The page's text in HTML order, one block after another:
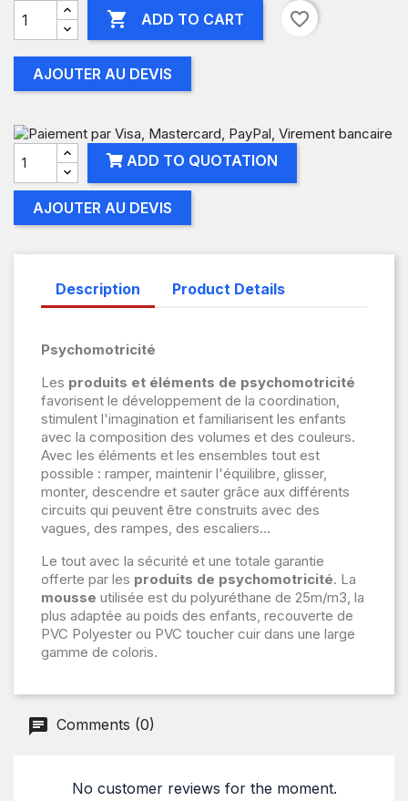
 ADD TO CART favorite_border
AJOUTER AU DEVIS
ADD TO QUOTATION
AJOUTER AU DEVIS
Description Product Details
Psychomotricité
Les produits et éléments de psychomotricité
favorisent le développement de la coordination,
stimulent l'imagination et familiarisent les enfants
avec la composition des volumes et des couleurs.
Avec les éléments et les ensembles tout est
possible : ramper, maintenir l'équilibre, glisser,
monter, descendre et sauter grâce aux différents
circuits qui peuvent être construits avec des
vagues, des rampes, des escaliers...
Le tout avec la sécurité et une totale garantie
offerte par les produits de psychomotricité. La
mousse utilisée est du polyuréthane de 25m/m3, la
plus adaptée au poids des enfants, recouverte de
PVC Polyester ou PVC toucher cuir dans une large
gamme de coloris.
Comments (0)
No customer reviews for the moment.